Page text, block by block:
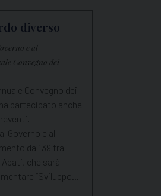
diverso
e al
Convegno dei
Convegno dei
partecipato anche
Governo e al
da 139 tra
che sarà
“Sviluppo…